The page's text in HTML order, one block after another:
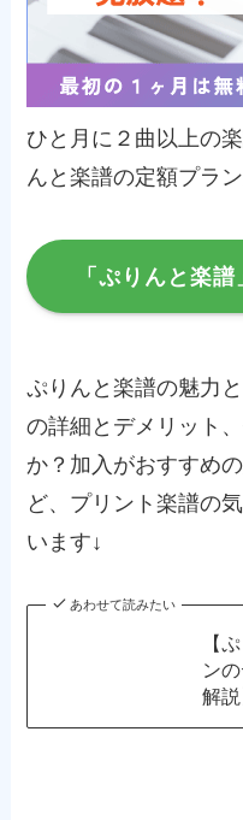
ひと月に２曲以上の
んと楽譜の定額プラ
「ぷりんと楽
ぷりんと楽譜の魅力
の詳細とデメリット
か？加入がおすすめ
ど、プリント楽譜の
います↓
あわせて読みたい
【
ン
解説